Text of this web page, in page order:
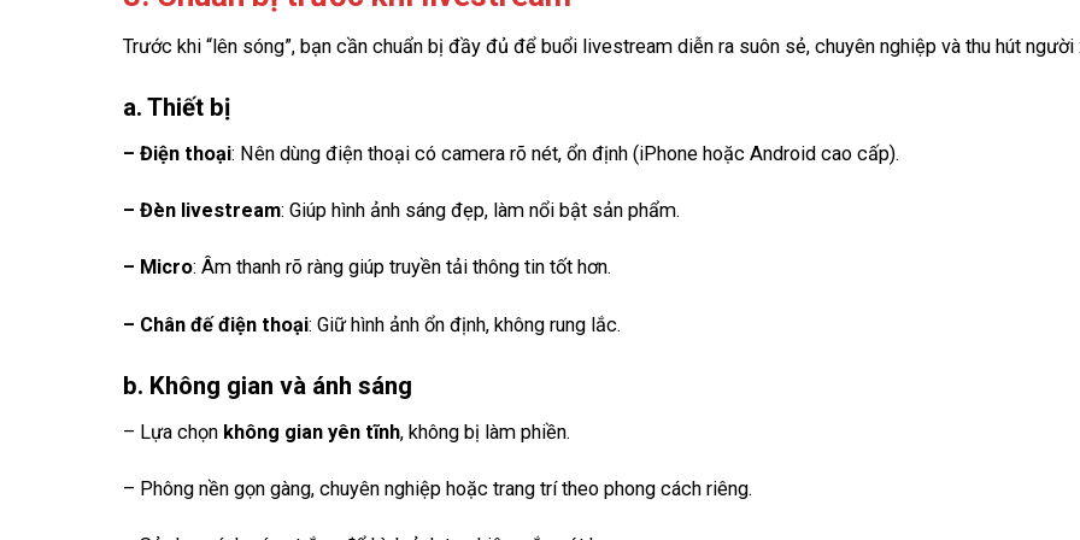
Trước khi “lên sóng”, bạn cần chuẩn bị đầy đủ để buổi livestream diễn ra suôn sẻ, chuyên nghiệp và thu hút người
a. Thiết bị
– Điện thoại: Nên dùng điện thoại có camera rõ nét, ổn định (iPhone hoặc Android cao cấp).
– Đèn livestream: Giúp hình ảnh sáng đẹp, làm nổi bật sản phẩm.
– Micro: Âm thanh rõ ràng giúp truyền tải thông tin tốt hơn.
– Chân đế điện thoại: Giữ hình ảnh ổn định, không rung lắc.
b. Không gian và ánh sáng
– Lựa chọn không gian yên tĩnh, không bị làm phiền.
– Phông nền gọn gàng, chuyên nghiệp hoặc trang trí theo phong cách riêng.